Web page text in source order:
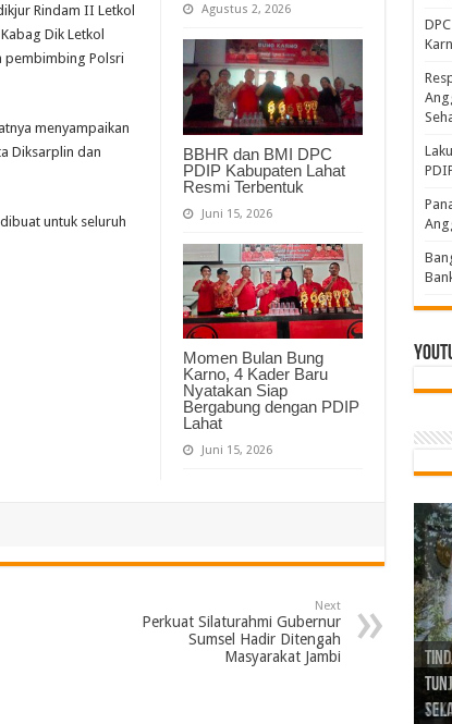
Agustus 2, 2026
BBHR dan BMI DPC
PDIP Kabupaten Lahat
Resmi Terbentuk
Juni 15, 2026
Momen Bulan Bung
Karno, 4 Kader Baru
Nyatakan Siap
Bergabung dengan PDIP
Lahat
Juni 15, 2026
Rindam II Letkol
Dik Letkol
pembimbing Polsri
menyampaikan
Diksarplin dan
untuk seluruh
Next
Perkuat Silaturahmi Gubernur
Sumsel Hadir Ditengah
Masyarakat Jambi